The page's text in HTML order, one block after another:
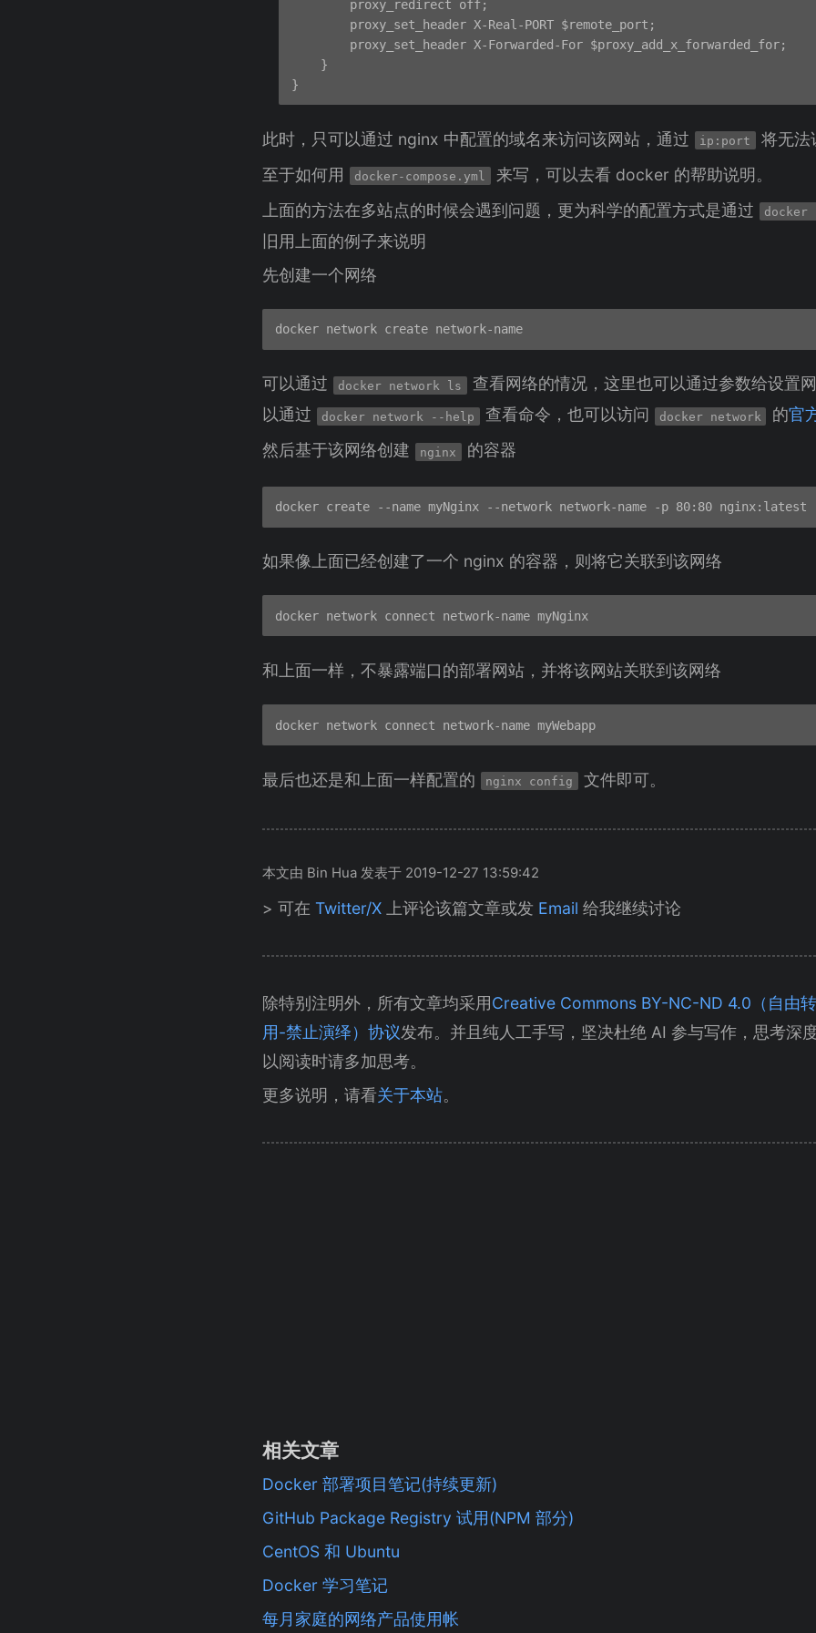
        proxy_redirect off;
        proxy_set_header X-Real-PORT $remote_port;
        proxy_set_header X-Forwarded-For $proxy_add_x_forwarded_for;
    }
此时，只可以通过 nginx 中配置的域名来访问该网站，通过 ip:port
将无法
至于如何用
docker-compose.yml
来写，可以去看 docker 的帮助说明。
上面的方法在多站点的时候会遇到问题，更为科学的配置方式是通过
docker
旧用上面的例子来说明
先创建一个网络
可以通过 docker network ls
查看网络的情况，这里也可以通过参数给设置
以通过
docker network --help 查看命令，也可以访问 docker network 的官
然后基于该网络创建
nginx 的容器
如果像上面已经创建了一个 nginx 的容器，则将它关联到该网络
和上面一样，不暴露端口的部署网站，并将该网站关联到该网络
最后也还是和上面一样配置的 nginx config 文件即可。
本文由 Bin Hua 发表于 2019-12-27 13:59:42
> 可在 Twitter/X 上评论该篇文章或发 Email 给我继续讨论
除特别注明外，所有文章均采用Creative Commons BY-NC-ND 4.0（自由
用-禁止演绎）协议发布。并且纯人工手写，坚决杜绝 AI 参与写作，思考深
以阅读时请多加思考。
更多说明，请看关于本站。
相关文章
Docker 部署项目笔记(持续更新)
GitHub Package Registry 试用(NPM 部分)
CentOS 和 Ubuntu
Docker 学习笔记
每月家庭的网络产品使用帐